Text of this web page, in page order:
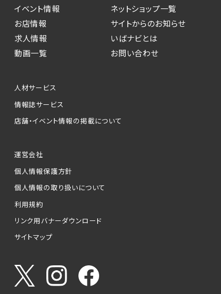
・本サービスを通じて求人広告に応募した際の
選考に関する連絡
・本サービスを通じて店舗への来店予約を登録
した際の内容確認、返答
本サービスが収集する個人情報は、ご本人の意
ービスの実施にあたりそれぞれ必要となる項目
を入力いただかない場合は、各々のサービスを
個人情報の第三者への提供について
当社は、以下の提供先に対して個人情報を提供
します。
(1)お客様が求人応募フォームより個人情報を
送信した事業主（広告主）への提供
お客様が求職活動・応募等を行った企業による
うやりとり・情報提供（採否・合否の検討を含み
ます）
イベント情報
お店情報
求人情報
動画一覧
ネットショップ一覧
サイトからのお知らせ
いばナビとは
お問い合わせ
人材サービス
情報誌サービス
店舗・イベント情報の掲載について
運営会社
個人情報保護方針
個人情報の取り扱いについて
利用規約
リンク用バナーダウンロード
サイトマップ